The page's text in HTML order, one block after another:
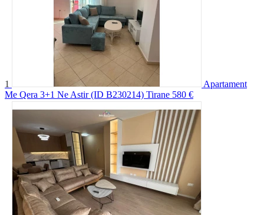
1
Apartament
Me Qera 3+1 Ne Astir (ID B230214) Tirane 580 €